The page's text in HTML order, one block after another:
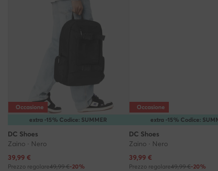
extra -15% Codice: SUMMER
Occasione
DC Shoes
Zaino · Nero
Prezzo attuale
39,99 €
Prezzo regolare49,99 €-20%
extra -15% Codice:
Occasione
DC Shoes
Zaino · Nero
Prezzo attuale
39,99 €
Prezzo regolare49,99 €-20%